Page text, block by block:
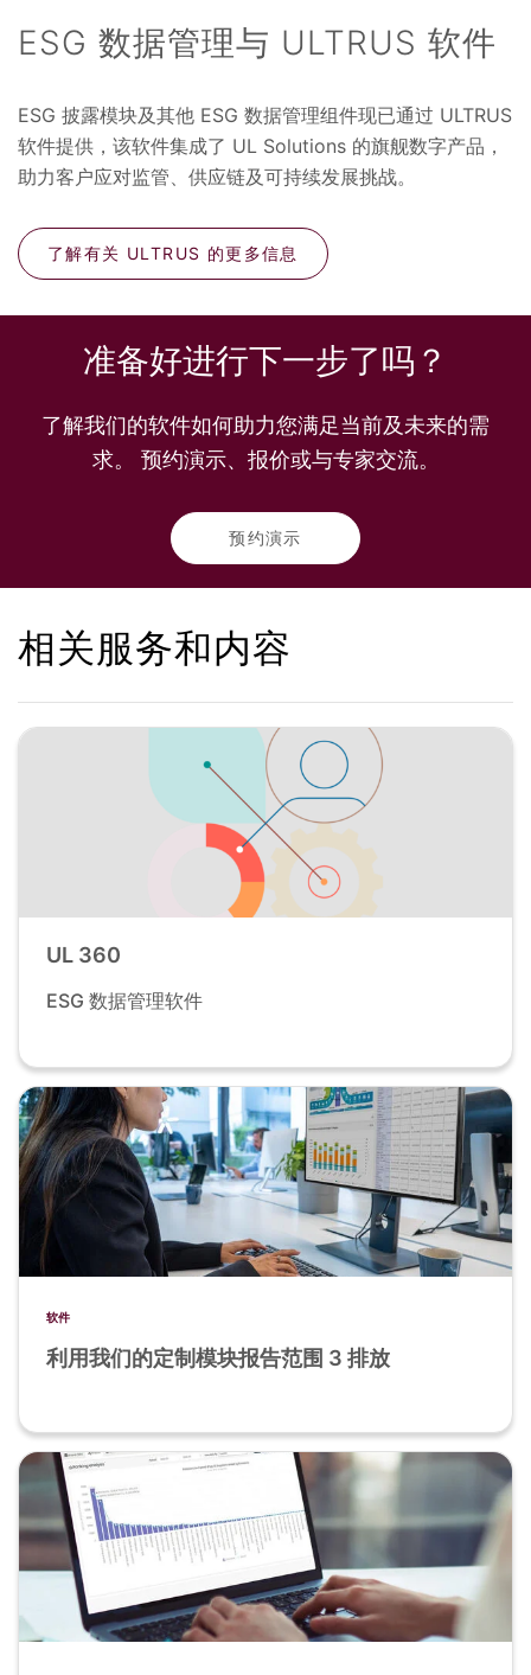
ESG 数据管理与 ULTRUS 软件
ESG 披露模块及其他 ESG 数据管理组件现已通过 ULTRUS
软件提供，该软件集成了 UL Solutions 的旗舰数字产品，
助力客户应对监管、供应链及可持续发展挑战。
了解有关 ULTRUS 的更多信息
准备好进行下一步了吗？
了解我们的软件如何助力您满足当前及未来的需
求。 预约演示、报价或与专家交流。
预约演示
相关服务和内容
UL 360
ESG 数据管理软件
软件
利用我们的定制模块报告范围 3 排放